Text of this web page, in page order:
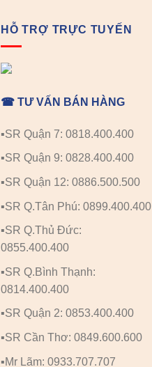
HỖ TRỢ TRỰC TUYẾN
☎ TƯ VẤN BÁN HÀNG
▪️SR Quận 7: 0818.400.400
▪️SR Quận 9: 0828.400.400
▪️SR Quận 12: 0886.500.500
▪️SR Q.Tân Phú: 0899.400.400
▪️SR Q.Thủ Đức:
0855.400.400
▪️SR Q.Bình Thạnh:
0814.400.400
▪️SR Quận 2: 0853.400.400
▪️SR Cần Thơ: 0849.600.600
▪️Mr Lãm: 0933.707.707